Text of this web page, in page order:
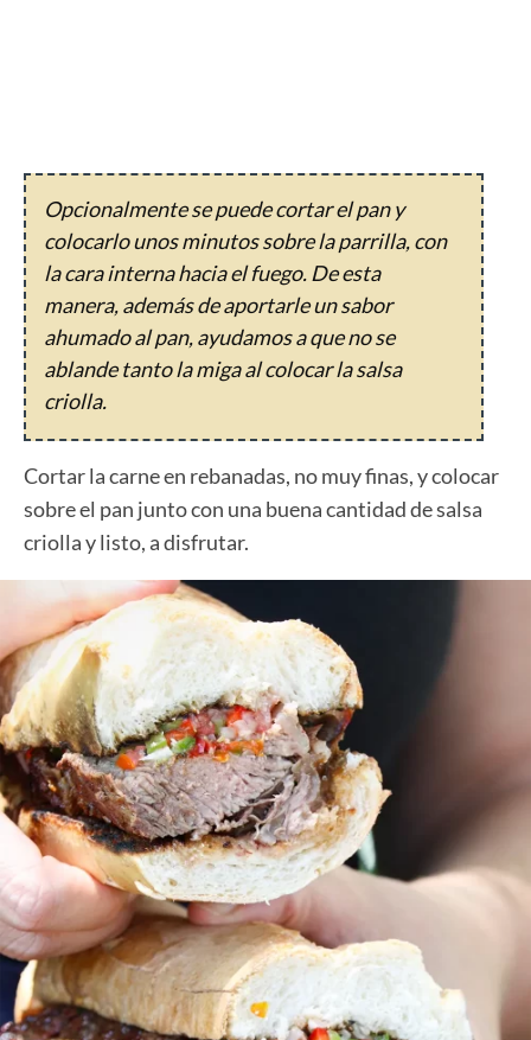
Opcionalmente se puede cortar el pan y
colocarlo unos minutos sobre la parrilla, con
la cara interna hacia el fuego. De esta
manera, además de aportarle un sabor
ahumado al pan, ayudamos a que no se
ablande tanto la miga al colocar la salsa
criolla.
Cortar la carne en rebanadas, no muy finas, y colocar
sobre el pan junto con una buena cantidad de salsa
criolla y listo, a disfrutar.